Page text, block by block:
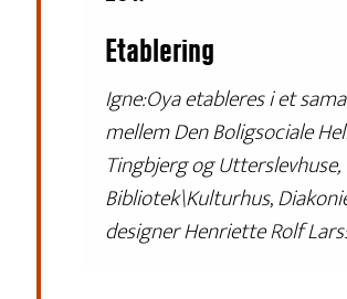
Etablering
Igne:Oya etableres i et
mellem Den Boligsociale
Tingbjergog Utterslevhuse,
Bibliotek\Kulturhus,
designer Henriette Rolf